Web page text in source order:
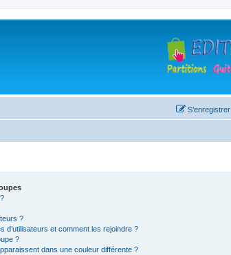
S’enregistrer
?
d’utilisateurs et comment les rejoindre ?
?
dans une couleur différente ?